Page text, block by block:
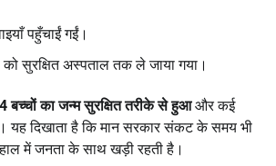
पहुँचाईं गईं।
सुरक्षित अस्पताल तक ले जाया गया।
4बच्चों का जन्म सुरक्षित तरीके से हुआऔर कई
यह दिखाता है कि मान सरकार संकट के समय भी
में जनता के साथ खड़ी रहती है।